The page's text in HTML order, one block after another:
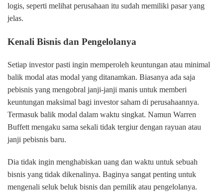
logis, seperti melihat perusahaan itu sudah memiliki pasar yang
jelas.
Kenali Bisnis dan Pengelolanya
Setiap investor pasti ingin memperoleh keuntungan atau minimal
balik modal atas modal yang ditanamkan. Biasanya ada saja
pebisnis yang mengobral janji-janji manis untuk memberi
keuntungan maksimal bagi investor saham di perusahaannya.
Termasuk balik modal dalam waktu singkat. Namun Warren
Buffett mengaku sama sekali tidak tergiur dengan rayuan atau
janji pebisnis baru.
Dia tidak ingin menghabiskan uang dan waktu untuk sebuah
bisnis yang tidak dikenalinya. Baginya sangat penting untuk
mengenali seluk beluk bisnis dan pemilik atau pengelolanya.